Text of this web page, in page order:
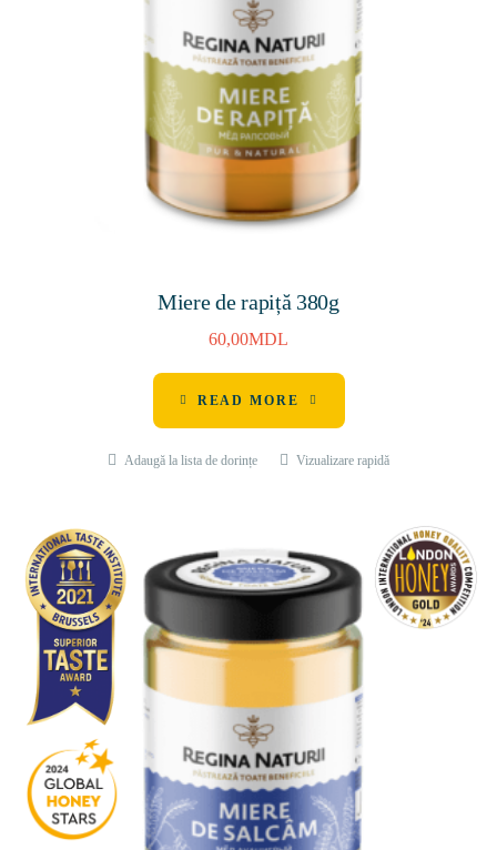
Miere de rapiță 380g
60,00MDL
READ MORE
Adaugă la lista de dorințe Vizualizare rapidă